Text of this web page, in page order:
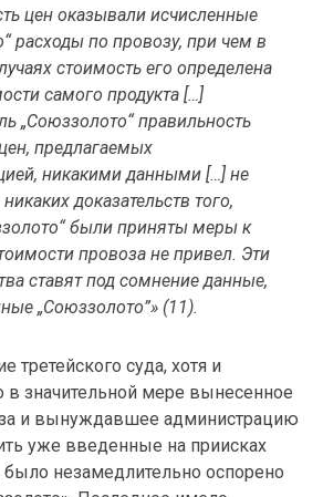
цен оказывали исчисленные
расходы по провозу, при чем в
стоимость его определена
самого продукта […]
„Союззолото“ правильность
предлагаемых
никакими данными […] не
доказательств того,
были приняты меры к
провоза не привел. Эти
ставят под сомнение данные,
„Союззолото”» (11).
суда, хотя и
в значительной мере вынесенное
и вынуждавшее администрацию
уже введенные на приисках
незамедлительно оспорено